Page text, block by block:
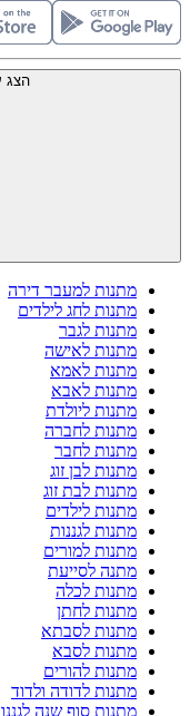
הצג
מתנות למעבר דירה
מתנות לחג לילדים
מתנות לגבר
מתנות לאישה
מתנות לאמא
מתנות לאבא
מתנות ליולדת
מתנות לחברה
מתנות לחבר
מתנות לבן זוג
מתנות לבת זוג
מתנות לילדים
מתנות לגננות
מתנות למורים
מתנה לסייעת
מתנות לכלה
מתנות לחתן
מתנות לסבתא
מתנות לסבא
מתנות להורים
מתנות לדודה ולדוד
מתנות סוף שנה